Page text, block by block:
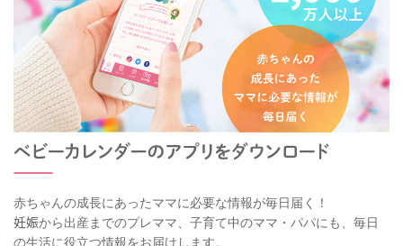
赤ちゃんの成長にあったママに必要な情報が毎日届く！
妊娠から出産までのプレママ、子育て中のママ・パパにも、毎日
の生活に役立つ情報をお届けします。